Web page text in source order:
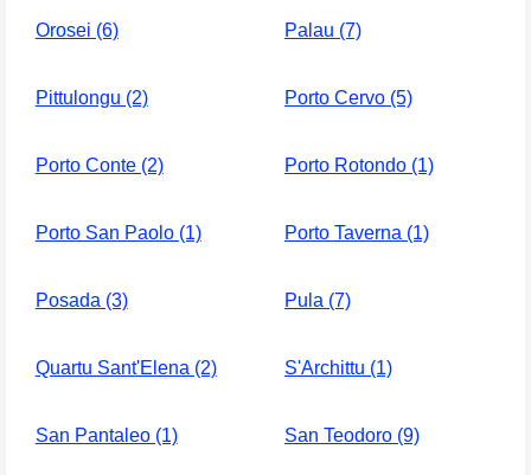
Orosei (6) Palau (7)
Pittulongu (2) Porto Cervo (5)
Porto Conte (2) Porto Rotondo (1)
Porto San Paolo (1) Porto Taverna (1)
Posada (3) Pula (7)
Quartu Sant'Elena (2) S'Archittu (1)
San Pantaleo (1) San Teodoro (9)